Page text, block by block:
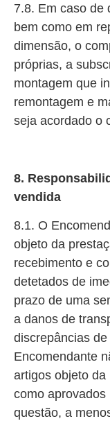
7.8. Em caso de
bem como em
dimensão, o
próprias, a
montagem que
remontagem e
seja acordado o
8.
vendida
8.1. O
objeto da
recebimento e
detetados de
prazo de uma
a danos de
discrepâncias
Encomendante
artigos objeto
como
questão, a